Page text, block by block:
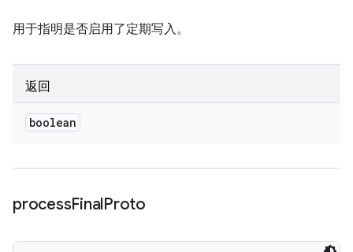
用于指明是否启用了定期写入。
返回
boolean
processFinalProto